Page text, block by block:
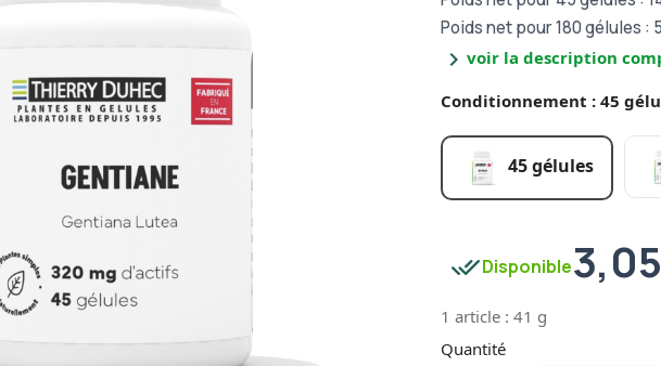
Poids net pour 180 gélules :
chevron_right voir la description
Conditionnement : 45
45 gélules
done_allDisponible
1 article : 41 g
Quantité